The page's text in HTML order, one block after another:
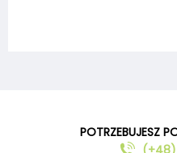
POTRZEBUJESZ